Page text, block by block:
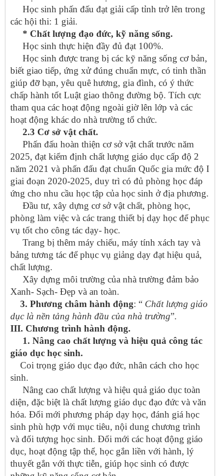
Học sinh phấn đấu đạt giải cấp tỉnh trở lên trong
các hội thi: 1 giải.
* Chất lượng đạo đức, kỹ năng sống.
Học sinh thực hiện đầy đủ đạt 100%.
Học sinh được trang bị các kỹ năng sống cơ bản,
biết giao tiếp, ứng xử đúng chuẩn mực, có tinh thần
giúp đỡ bạn, yêu quê hương, gia đình, có ý thức
chấp hành tốt Luật giao thông đường bộ. Tích cực
tham qua các hoạt động ngoài giờ lên lớp và các
hoạt động khác do nhà trường tổ chức.
2.3 Cơ sở vật chất.
Phấn đấu hoàn thiện cơ sở vật chất trước năm
2025, đạt kiểm định chất lượng giáo dục cấp độ 2
năm 2021 và phấn đấu đạt chuẩn Quốc gia mức độ I
giai đoạn 2020-2025, duy trì có đủ phòng học đáp
ứng cho nhu cầu học tập của học sinh ở địa phương.
Đầu tư, xây dựng cơ sở vật chất, phòng học,
phòng làm việc và các trang thiết bị dạy học để phục
vụ tốt cho công tác dạy- học.
Trang bị thêm máy chiếu, máy tính xách tay và
bảng tương tác để phục vụ giảng dạy đạt hiệu quả,
chất lượng.
Xây dựng môi trường của nhà trường đảm bảo
Xanh- Sạch- Đẹp và an toàn.
3. Phương châm hành động: “ Chất lượng giáo
dục là nền tảng hành đầu của nhà trường”.
III. Chương trình hành động.
1. Nâng cao chất lượng và hiệu quả công tác
giáo dục học sinh.
Coi trọng giáo dục đạo đức, nhân cách cho học
sinh.
Nâng cao chất lượng và hiệu quả giáo dục toàn
diện, đặc biệt là chất lượng giáo dục đạo đức và văn
hóa. Đổi mới phương pháp dạy học, đánh giá học
sinh phù hợp với mục tiêu, nội dung chương trình
và đối tượng học sinh. Đổi mới các hoạt động giáo
dục, hoạt động tập thể, học gắn liền với hành, lý
thuyết gắn với thực tiễn, giúp học sinh có được